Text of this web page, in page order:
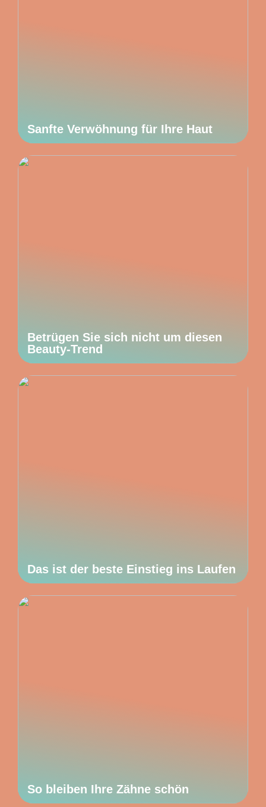
Sanfte Verwöhnung für Ihre Haut
Betrügen Sie sich nicht um diesen
Beauty-Trend
Das ist der beste Einstieg ins Laufen
So bleiben Ihre Zähne schön